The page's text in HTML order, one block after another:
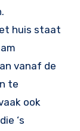
huis staat
vanaf de
te
ook
‘s